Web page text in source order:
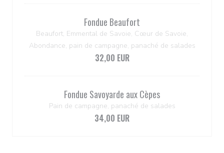
Fondue Beaufort
Beaufort, Emmental de Savoie, Cœur de Savoie,
Abondance, pain de campagne, panaché de salades
32,00 EUR
Fondue Savoyarde aux Cèpes
Pain de campagne, panaché de salades
34,00 EUR